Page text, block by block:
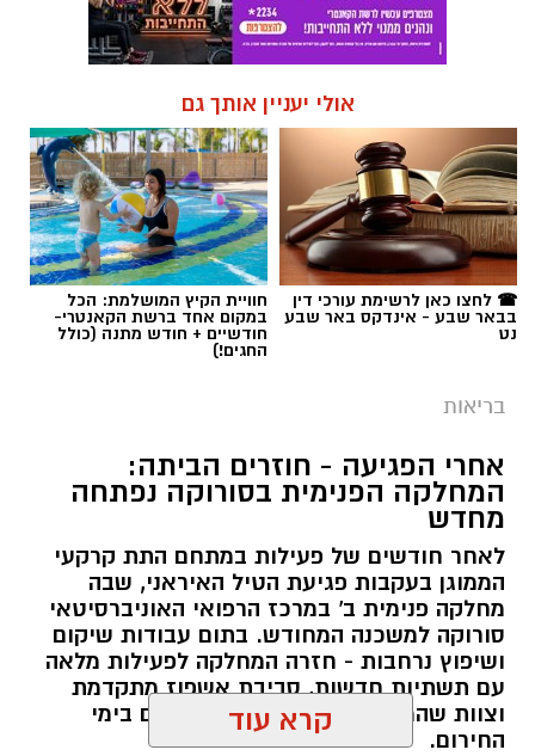
אולי יעניין אותך גם
☎ לחצו כאן לרשימת עורכי דין
בבאר שבע - אינדקס באר שבע
נט
חוויית הקיץ המושלמת: הכל
במקום אחד ברשת הקאנטרי-
חודשיים + חודש מתנה (כולל
החגים!)
בריאות
אחרי הפגיעה - חוזרים הביתה:
המחלקה הפנימית בסורוקה נפתחה
מחדש
לאחר חודשים של פעילות במתחם התת קרקעי
הממוגן בעקבות פגיעת הטיל האיראני, שבה
מחלקה פנימית ב' במרכז הרפואי האוניברסיטאי
סורוקה למשכנה המחודש. בתום עבודות שיקום
ושיפוץ נרחבות - חזרה המחלקה לפעילות מלאה
עם תשתיות חדשות, סביבת אשפוז מתקדמת
וצוות שהמשיך להעניק טיפול מסור גם בימי
החירום.
קרא עוד